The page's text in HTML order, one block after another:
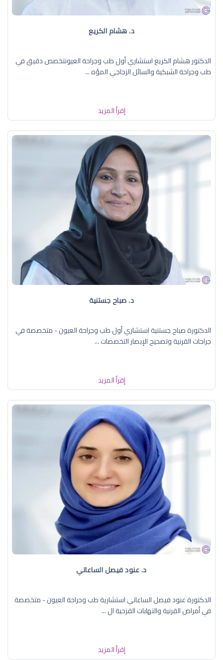
د. هشام الكريع
الدكتور هشام الكريع استشاري أول طب وجراحة العيونتخصص دقيق في
طب وجراحة الشبكية والسائل الزجاجي المؤه ...
إقرأ المزيد
د. صباح جستنية
الدكتورة صباح جستنية استشاري أول طب وجراحة العيون - متخصصة في
جراحات القرنية وتصحيح الإبصار التخصصات ...
إقرأ المزيد
د. عنود فيصل الساعاتي
الدكتورة عنود فيصل الساعاتي استشارية طب وجراحة العيون - متخصصة
في أمراض القرنية والتهابات القزحية ال ...
إقرأ المزيد